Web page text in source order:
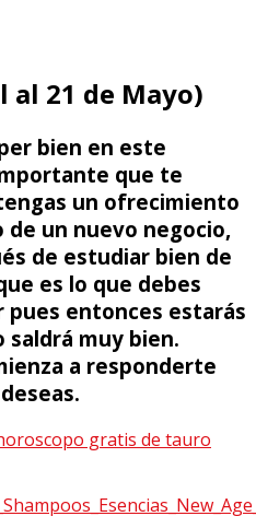
al 21 de Mayo)
bien en este
que te
un ofrecimiento
un nuevo negocio,
de estudiar bien de
es lo que debes
pues entonces estarás
saldrá muy bien.
a responderte
gratis de tauro